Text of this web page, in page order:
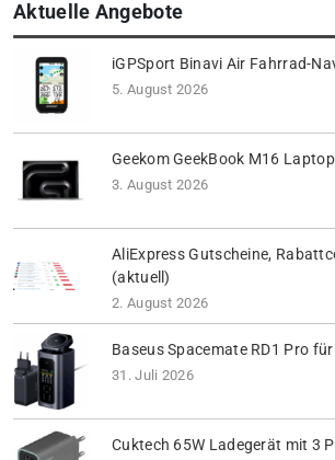
Aktuelle Angebote
iGPSport Binavi Air Fahrrad-
5. August 2026
Geekom GeekBook M16
3. August 2026
AliExpress Gutscheine,
(aktuell)
2. August 2026
Baseus Spacemate RD1 Pro
31. Juli 2026
Cuktech 65W Ladegerät mit 3